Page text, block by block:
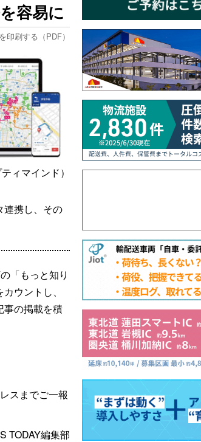
容易に
印刷する（PDF）
ィマインド）
連携し、その
「もっと知り
ウントし、
事の掲載を積
スまでご一報
TODAY編集部